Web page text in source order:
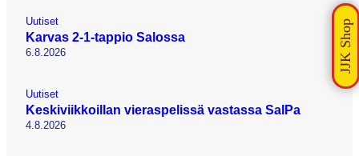
Uutiset
Karvas 2-1-tappio Salossa
6.8.2026
Uutiset
Keskiviikkoillan vieraspelissä vastassa SalPa
4.8.2026